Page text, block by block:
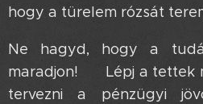
hogy a türelem rózsát
Ne hagyd, hogy a
maradjon! 🤔 Lépj a tettek
tervezni a pénzügyi